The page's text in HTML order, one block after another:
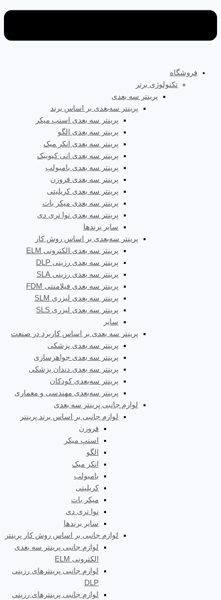
فروشگاه
تکنولوژی برتر
پرینتر سه‌ بعدی
پرینتر سه‌بعدی بر اساس برند
پرینتر سه بعدی اسنپ میکر
پرینتر سه بعدی الگو
پرینتر سه بعدی انکر میک
پرینتر سه بعدی انی کیوبیک
پرینتر سه بعدی بامبولب
پرینتر سه بعدی فروزن
پرینتر سه بعدی کریلیتی
پرینتر سه بعدی میکر بات
پرینتر سه بعدی نوا تری دی
سایر برندها
پرینتر سه‌بعدی بر اساس روش کار
پرینتر سه بعدی الکترونی ELM
پرینتر سه بعدی رزینی DLP
پرینتر سه بعدی رزینی SLA
پرینتر سه بعدی فیلامنتی FDM
پرینتر سه بعدی لیزری SLM
پرینتر سه بعدی لیزری SLS
سایر
پرینتر سه بعدی بر اساس کاربرد در صنعت
پرینتر سه بعدی پزشکی
پرینتر سه بعدی جواهرسازی
پرینتر سه بعدی دندان پزشکی
پرینتر سه‌بعدی کودکان
پرینتر سه‌بعدی مهندسی و معماری
لوازم جانبی پرینتر سه بعدی
لوازم جانبی بر اساس برند پرینتر
فروزن
اسنپ میکر
الگو
انکر میک
بامبولب
کریلیتی
میکر بات
نوا تری دی
سایر برندها
لوازم جانبی بر اساس روش کار پرینتر
لوازم جانبی پرینتر سه بعدی
الکترونی ELM
لوازم جانبی پرینترهای رزینی
DLP
لوازم جانبی پرینترهای رزینی